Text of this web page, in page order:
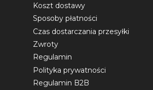
Koszt dostawy
Sposoby płatności
Czas dostarczania przesyłki
Zwroty
Regulamin
Polityka prywatności
Regulamin B2B